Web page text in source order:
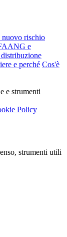
nuovo rischio
e
e perché Cos'è
e strumenti
Policy
strumenti utili